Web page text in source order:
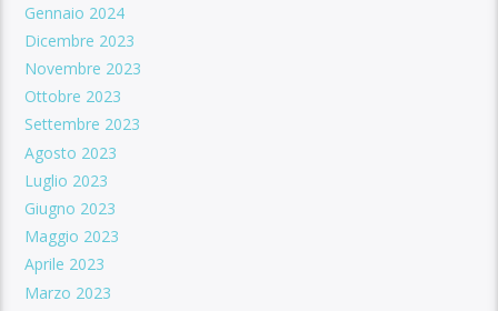
Gennaio 2024
Dicembre 2023
Novembre 2023
Ottobre 2023
Settembre 2023
Agosto 2023
Luglio 2023
Giugno 2023
Maggio 2023
Aprile 2023
Marzo 2023